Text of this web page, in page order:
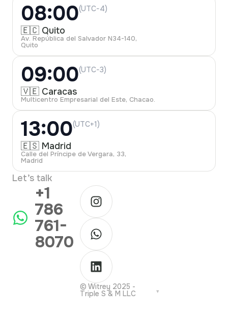
08:00(UTC-4)
🇪🇨 Quito
Av. República del Salvador N34-140,
Quito
09:00(UTC-3)
🇻🇪 Caracas
Multicentro Empresarial del Este, Chacao.
13:00(UTC+1)
🇪🇸 Madrid
Calle del Príncipe de Vergara, 33,
Madrid
Let’s talk
+1
786
761-
8070
© Witrey 2025 -
Triple S & M LLC